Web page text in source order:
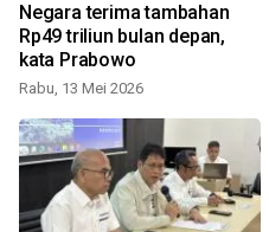
Negara terima tambahan
Rp49 triliun bulan depan,
kata Prabowo
Rabu, 13 Mei 2026